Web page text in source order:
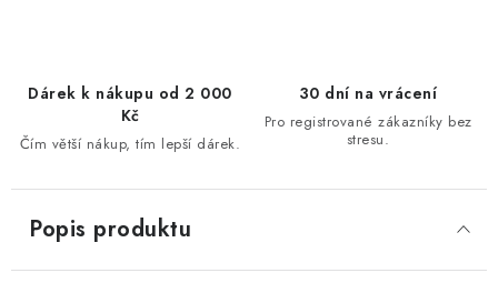
Dárek k nákupu od 2 000
Kč
Čím větší nákup, tím lepší dárek.
30 dní na vrácení
Pro registrované zákazníky bez
stresu.
Popis produktu